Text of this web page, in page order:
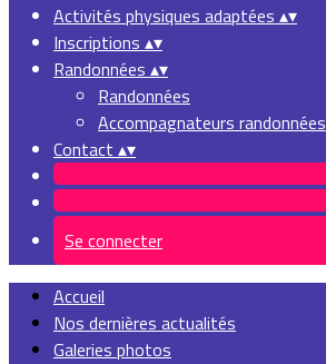
Activités physiques adaptées ▴▾
Inscriptions ▴▾
Randonnées ▴▾
Randonnées
Accompagnateurs randonnées
Contact ▴▾
Se connecter
Accueil
Nos dernières actualités
Galeries photos